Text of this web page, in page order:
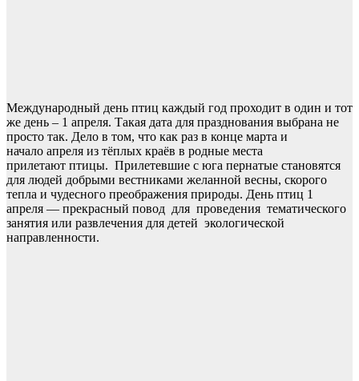
Международный день птиц каждый год проходит в один и тот
же день – 1 апреля. Такая дата для празднования выбрана не
просто так. Дело в том, что как раз в конце марта и
начало апреля из тёплых краёв в родные места
прилетают птицы. Прилетевшие с юга пернатые становятся
для людей добрыми вестниками желанной весны, скорого
тепла и чудесного преображения природы. День птиц 1
апреля — прекрасный повод для проведения тематического
занятия или развлечения для детей экологической
направленности.